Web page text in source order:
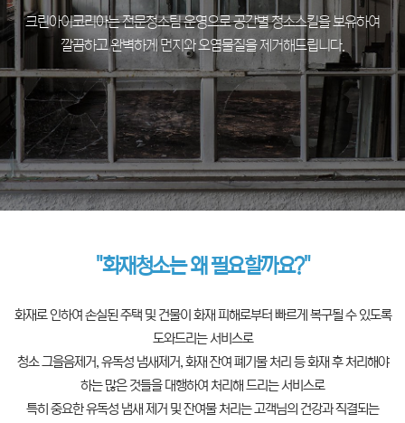
크린아이코리아는 전문청소팀 운영으로 공간별 청소스킬을 보유하여
깔끔하고 완벽하게 먼지와 오염물질을 제거해드립니다.
"화재청소는 왜 필요할까요?"
화재로 인하여 손실된 주택 및 건물이 화재 피해로부터 빠르게 복구될 수 있도록
도와드리는 서비스로
청소 그을음제거, 유독성 냄새제거, 화재 잔여 폐기물 처리 등 화재 후 처리해야
하는 많은 것들을 대행하여 처리해 드리는 서비스로
특히 중요한 유독성 냄새 제거 및 잔여물 처리는 고객님의 건강과 직결되는